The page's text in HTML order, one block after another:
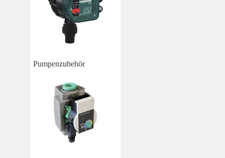
Pumpenzubehör